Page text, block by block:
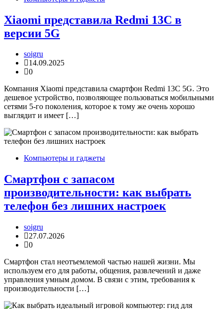
Xiaomi представила Redmi 13C в
версии 5G
soigru
14.09.2025
0
Компания Xiaomi представила смартфон Redmi 13C 5G. Это
дешевое устройство, позволяющее пользоваться мобильными
сетями 5-го поколения, которое к тому же очень хорошо
выглядит и имеет […]
Компьютеры и гаджеты
Смартфон с запасом
производительности: как выбрать
телефон без лишних настроек
soigru
27.07.2026
0
Смартфон стал неотъемлемой частью нашей жизни. Мы
используем его для работы, общения, развлечений и даже
управления умным домом. В связи с этим, требования к
производительности […]